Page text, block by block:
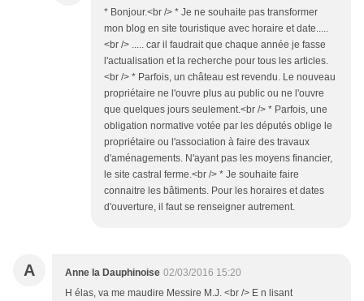
* Bonjour.<br /> * Je ne souhaite pas transformer
mon blog en site touristique avec horaire et date.....
<br /> ..... car il faudrait que chaque année je fasse
l'actualisation et la recherche pour tous les articles.
<br /> * Parfois, un château est revendu. Le nouveau
propriétaire ne l'ouvre plus au public ou ne l'ouvre
que quelques jours seulement.<br /> * Parfois, une
obligation normative votée par les députés oblige le
propriétaire ou l'association à faire des travaux
d'aménagements. N'ayant pas les moyens financier,
le site castral ferme.<br /> * Je souhaite faire
connaitre les bâtiments. Pour les horaires et dates
d'ouverture, il faut se renseigner autrement.
A Anne la Dauphinoise 02/03/2016 15:20
H élas, va me maudire Messire M.J. <br /> E n lisant